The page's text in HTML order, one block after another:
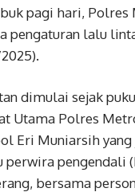
pagi hari, Polres
pengaturan lalu
dimulai sejak
Utama Polres
Eri Muniarsih
perwira pengendali
bersama